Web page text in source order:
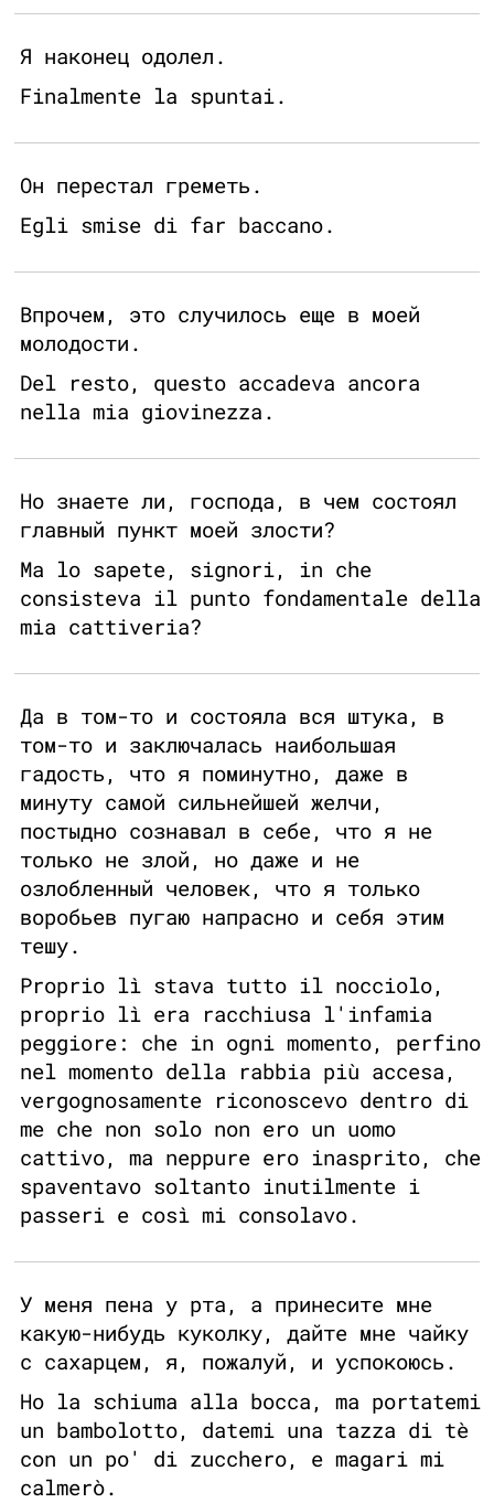
Я наконец одолел.
Finalmente la spuntai.
Он перестал греметь.
Egli smise di far baccano.
Впрочем, это случилось еще в моей
молодости.
Del resto, questo accadeva ancora
nella mia giovinezza.
Но знаете ли, господа, в чем состоял
главный пункт моей злости?
Ma lo sapete, signori, in che
consisteva il punto fondamentale della
mia cattiveria?
Да в том-то и состояла вся штука, в
том-то и заключалась наибольшая
гадость, что я поминутно, даже в
минуту самой сильнейшей желчи,
постыдно сознавал в себе, что я не
только не злой, но даже и не
озлобленный человек, что я только
воробьев пугаю напрасно и себя этим
тешу.
Proprio lì stava tutto il nocciolo,
proprio lì era racchiusa l'infamia
peggiore: che in ogni momento, perfino
nel momento della rabbia più accesa,
vergognosamente riconoscevo dentro di
me che non solo non ero un uomo
cattivo, ma neppure ero inasprito, che
spaventavo soltanto inutilmente i
passeri e così mi consolavo.
У меня пена у рта, а принесите мне
какую-нибудь куколку, дайте мне чайку
с сахарцем, я, пожалуй, и успокоюсь.
Ho la schiuma alla bocca, ma portatemi
un bambolotto, datemi una tazza di tè
con un po' di zucchero, e magari mi
calmerò.